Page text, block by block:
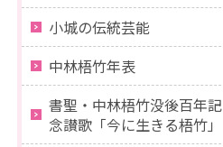
小城の伝統芸能
中林梧竹年表
書聖・中林梧竹没後百年記
念讃歌「今に生きる梧竹」